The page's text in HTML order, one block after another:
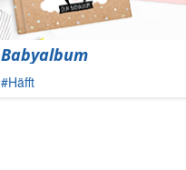
Babyalbum
#Häfft